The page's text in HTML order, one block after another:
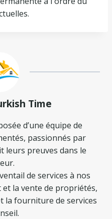
Time
d’une équipe de
passionnés par
leurs preuves dans le
de services à nos
la vente de propriétés,
la fourniture de services